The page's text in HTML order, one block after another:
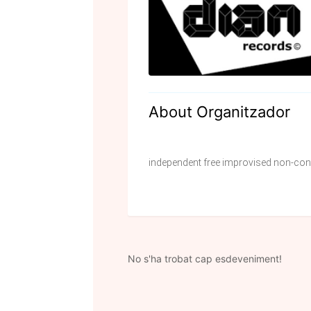
About Organitzador
independent free improvised non-
No s'ha trobat cap esdeveniment!